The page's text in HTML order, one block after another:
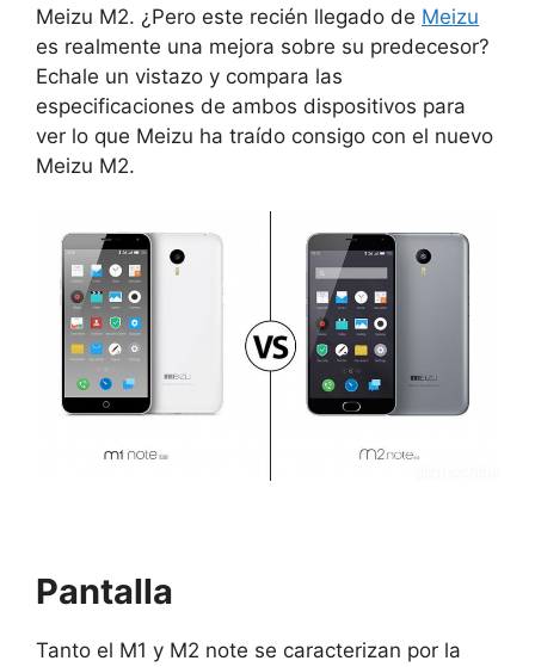
Meizu M2. ¿Pero este recién llegado de Meizu
es realmente una mejora sobre su predecesor?
Echale un vistazo y compara las
especificaciones de ambos dispositivos para
ver lo que Meizu ha traído consigo con el nuevo
Meizu M2.
Pantalla
Tanto el M1 y M2 note se caracterizan por la